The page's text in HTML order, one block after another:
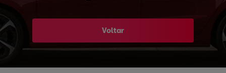
Voltar